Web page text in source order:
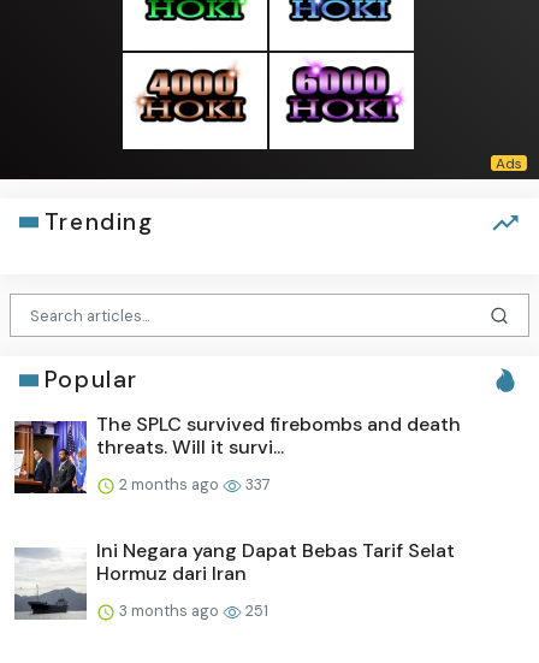
Trending
Popular
The SPLC survived firebombs and death
threats. Will it survi...
2 months ago 337
Ini Negara yang Dapat Bebas Tarif Selat
Hormuz dari Iran
3 months ago 251